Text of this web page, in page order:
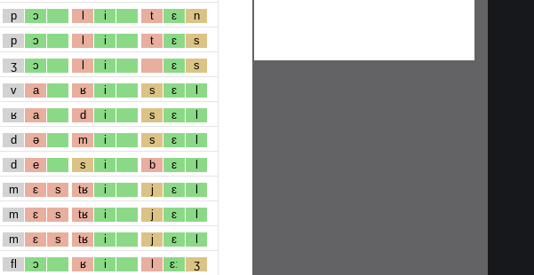
p ɔ l i t ɛ n
p ɔ l i t ɛ s
ʒ ɔ l i ɛ s
v a ʁ i s ɛ l
ʁ a d i s ɛ l
d ə m i s ɛ l
d e s i b ɛ l
m ɛ s tʁ i j ɛ l
m ɛ s tʁ i j ɛ l
m ɛ s tʁ i j ɛ l
fl ɔ ʁ i l ɛː ʒ